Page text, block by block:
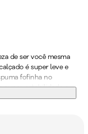
de ser você mesma
é super leve e
fofinha no
super-estabilidade e
para quem